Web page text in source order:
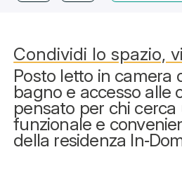
Condividi lo spazio,
Posto letto in camera
bagno e accesso alle
pensato per chi cerca
funzionale e
della residenza